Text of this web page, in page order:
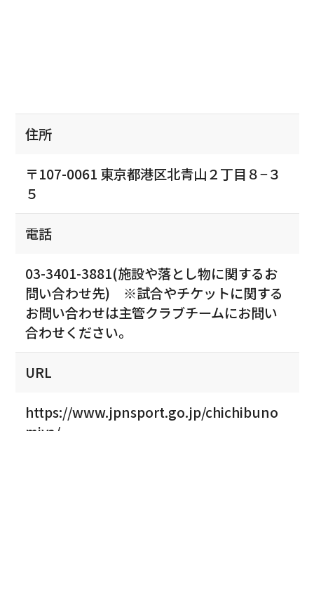
住所
〒107-0061 東京都港区北青山２丁目８−３
５
電話
03-3401-3881(施設や落とし物に関するお
問い合わせ先) ※試合やチケットに関する
お問い合わせは主管クラブチームにお問い
合わせください。
URL
https://www.jpnsport.go.jp/chichibuno
miya/